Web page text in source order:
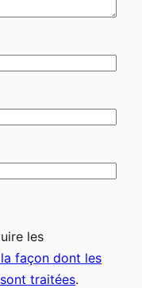
les
façon dont les
traitées.